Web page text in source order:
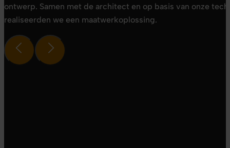
ontwerp. Samen met de architect en op basis van onze
realiseerden we een maatwerkoplossing.